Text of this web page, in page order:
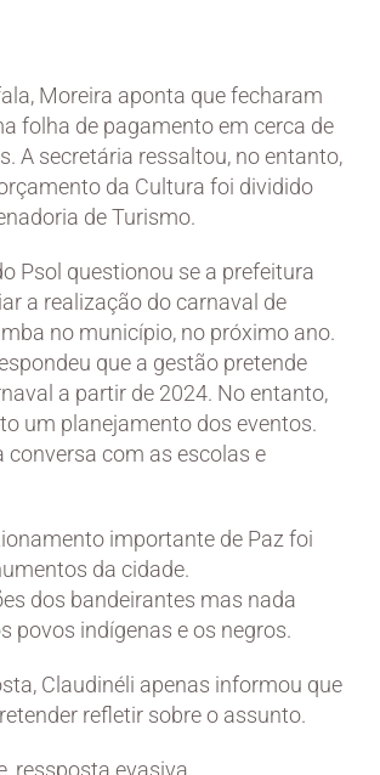
Moreira aponta que fecharam
folha de pagamento em cerca de
A secretária ressaltou, no entanto,
da Cultura foi dividido
de Turismo.
Psol questionou se a prefeitura
a realização do carnaval de
no município, no próximo ano.
que a gestão pretende
a partir de 2024. No entanto,
um planejamento dos eventos.
conversa com as escolas e
importante de Paz foi
da cidade.
dos bandeirantes mas nada
povos indígenas e os negros.
Claudinéli apenas informou que
refletir sobre o assunto.
ressposta evasiva.